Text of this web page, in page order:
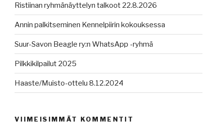
Ristiinan ryhmänäyttelyn talkoot 22.8.2026
Annin palkitseminen Kennelpiirin kokouksessa
Suur-Savon Beagle ry:n WhatsApp -ryhmä
Pilkkikilpailut 2025
Haaste/Muisto-ottelu 8.12.2024
VIIMEISIMMÄT KOMMENTIT